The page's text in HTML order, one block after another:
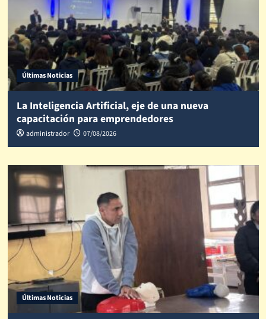
Últimas Noticias
La Inteligencia Artificial, eje de una nueva
capacitación para emprendedores
administrador 07/08/2026
Últimas Noticias